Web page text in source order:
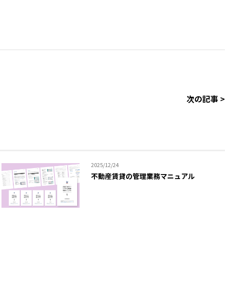
次の記事 >
2025/12/24
不動産賃貸の管理業務マニュアル